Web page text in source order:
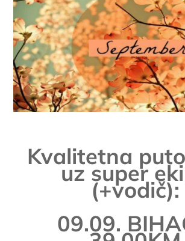
Kvalitetna
uz super
(+vodič):
09.09.